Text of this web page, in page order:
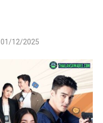
01/12/2025